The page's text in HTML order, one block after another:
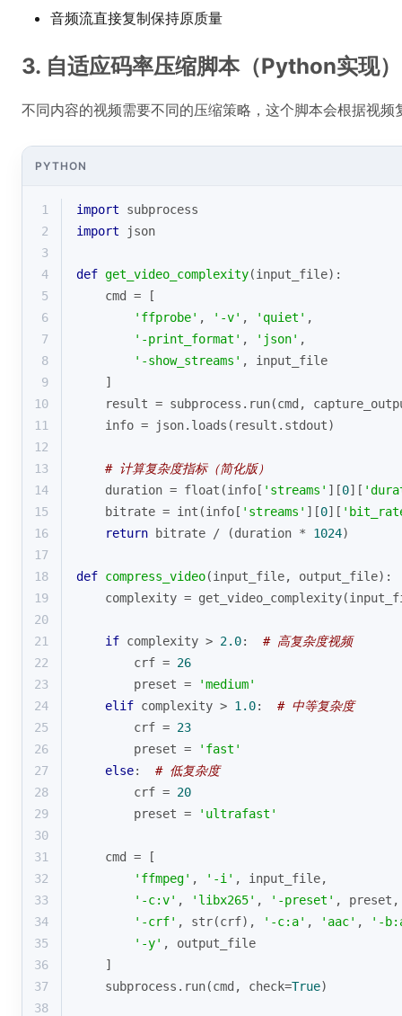
音频流直接复制保持原质量
3. 自适应码率压缩脚本（Python实现）
不同内容的视频需要不同的压缩策略，这个脚本会根据视频
PYTHON
1 import subprocess
2
import json
3
4
def get_video_complexity(input_file):
5
    cmd = [
6
'ffprobe' , '-v' , 'quiet' ,
7
'-print_format' , 'json' ,
8
'-show_streams' , input_file
9
    ]
10
result = subprocess.run(cmd,
11
    info = json.loads(result.stdout)
12
13
# 计算复杂度指标（简化版）
14
    duration =
float (info[ 'streams' ][0][
15
    bitrate =
int (info[ 'streams' ][0][
16
return bitrate / (duration * 1024)
17
18
def compress_video(input_file, output_file):
19
complexity =
20
21
if complexity > 2.0: # 高复杂度视频
22
        crf =
26
23
        preset =
'medium'
24
elif complexity > 1.0: # 中等复杂度
25
        crf =
23
26
        preset =
'fast'
27
else: # 低复杂度
28
        crf =
20
29
        preset =
'ultrafast'
30
31
    cmd = [
32
'ffmpeg' , '-i' , input_file,
33
'-c:v' , 'libx265' , '-preset' , preset,
34
'-crf' , str(crf), '-c:a' , 'aac' ,
'-
35
'-y' , output_file
36
    ]
37
    subprocess.run(cmd, check=
True)
38